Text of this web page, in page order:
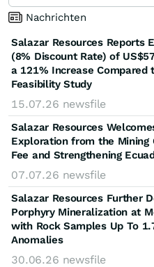
Nachrichten
Salazar Resources Reports
(8% Discount Rate) of
a 121% Increase Compared
Feasibility Study
15.07.26 newsfile
Salazar Resources
Exploration from the Mining
Fee and Strengthening
07.07.26 newsfile
Salazar Resources Further
Porphyry Mineralization at
with Rock Samples Up To
Anomalies
30.06.26 newsfile